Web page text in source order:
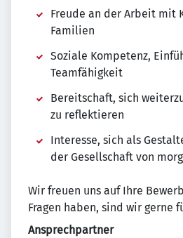
Freude an der Arbeit mit
Familien
Soziale Kompetenz,
Teamfähigkeit
Bereitschaft, sich
zu reflektieren
Interesse, sich als
der Gesellschaft von
Wir freuen uns auf Ihre
Fragen haben, sind wir gerne
Ansprechpartner